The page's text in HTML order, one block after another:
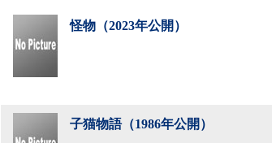
怪物（2023年公開）
子猫物語（1986年公開）